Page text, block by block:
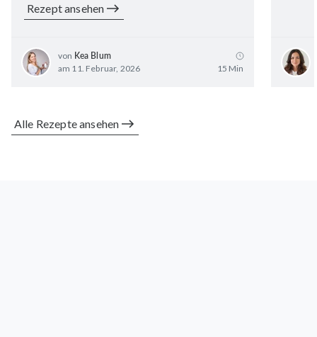
Rezept ansehen
von Kea Blum
am 11. Februar, 2026
15 Min
Alle Rezepte ansehen